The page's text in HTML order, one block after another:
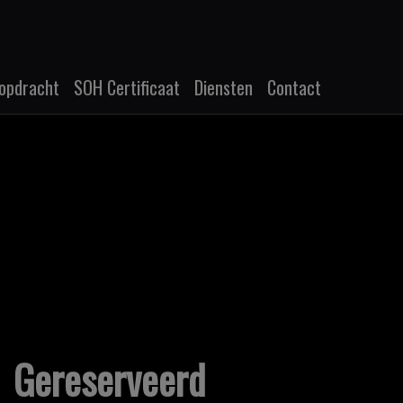
SOH Certificaat Diensten Contact
Gereserveerd